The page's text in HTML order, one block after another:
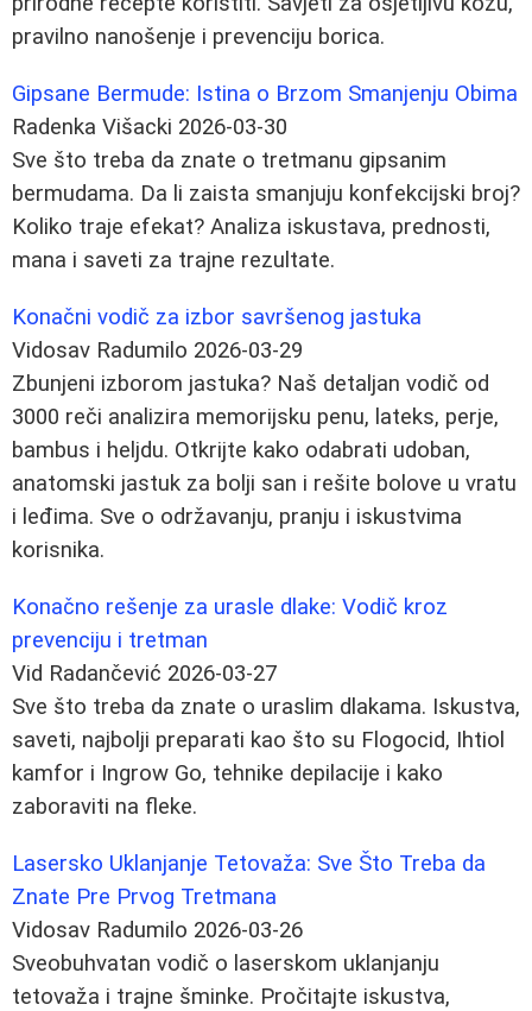
pravilno nanošenje i prevenciju borica.
Gipsane Bermude: Istina o Brzom Smanjenju Obima
Radenka Višacki 2026-03-30
Sve što treba da znate o tretmanu gipsanim
bermudama. Da li zaista smanjuju konfekcijski broj?
Koliko traje efekat? Analiza iskustava, prednosti,
mana i saveti za trajne rezultate.
Konačni vodič za izbor savršenog jastuka
Vidosav Radumilo 2026-03-29
Zbunjeni izborom jastuka? Naš detaljan vodič od
3000 reči analizira memorijsku penu, lateks, perje,
bambus i heljdu. Otkrijte kako odabrati udoban,
anatomski jastuk za bolji san i rešite bolove u vratu
i leđima. Sve o održavanju, pranju i iskustvima
korisnika.
Konačno rešenje za urasle dlake: Vodič kroz
prevenciju i tretman
Vid Radančević 2026-03-27
Sve što treba da znate o uraslim dlakama. Iskustva,
saveti, najbolji preparati kao što su Flogocid, Ihtiol
kamfor i Ingrow Go, tehnike depilacije i kako
zaboraviti na fleke.
Lasersko Uklanjanje Tetovaža: Sve Što Treba da
Znate Pre Prvog Tretmana
Vidosav Radumilo 2026-03-26
Sveobuhvatan vodič o laserskom uklanjanju
tetovaža i trajne šminke. Pročitajte iskustva,